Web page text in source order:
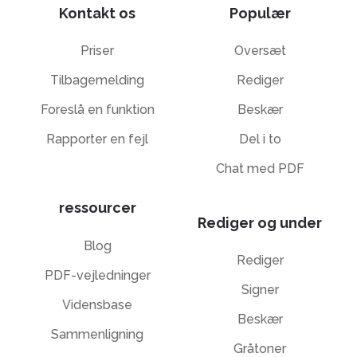
Kontakt os
Priser
Tilbagemelding
Foreslå en funktion
Rapporter en fejl
ressourcer
Blog
PDF-vejledninger
Vidensbase
Sammenligning
Populær
Oversæt
Rediger
Beskær
Del i to
Chat med PDF
Rediger og under
Rediger
Signer
Beskær
Gråtoner